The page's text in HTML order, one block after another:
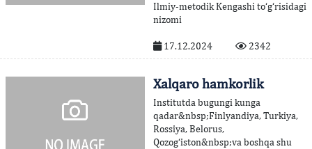
Ilmiy-metodik Kengashi to‘g‘risidagi
nizomi
17.12.2024 2342
Xalqaro hamkorlik
Institutda bugungi kunga
qadar&nbsp;Finlyandiya, Turkiya,
Rossiya, Belorus,
Qozog‘iston&nbsp;va boshqa shu